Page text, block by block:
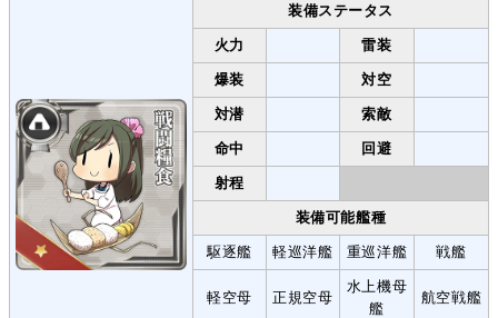
装備ステータス
火力 雷装
爆装 対空
対潜 索敵
命中 回避
射程
装備可能艦種
駆逐艦 軽巡洋艦 重巡洋艦 戦艦
軽空母 正規空母
水上機母
艦
航空戦艦